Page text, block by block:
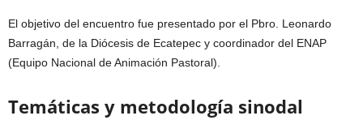
El objetivo del encuentro fue presentado por el Pbro. Leonardo
Barragán, de la Diócesis de Ecatepec y coordinador del ENAP
(Equipo Nacional de Animación Pastoral).
Temáticas y metodología sinodal